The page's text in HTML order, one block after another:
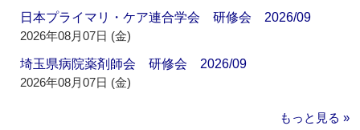
日本プライマリ・ケア連合学会 研修会 2026/09
2026年08月07日 (金)
埼玉県病院薬剤師会 研修会 2026/09
2026年08月07日 (金)
もっと見る »